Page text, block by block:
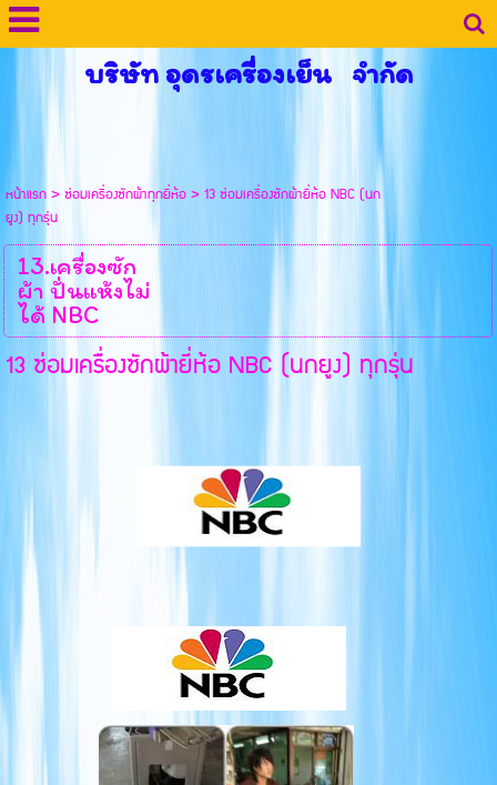
บริษัท อุดรเครื่องเย็น จำกัด
หน้าแรก>ซ่อมเครื่องซักผ้าทุกยี่ห้อ>13 ซ่อมเครื่องซักผ้ายี่ห้อ NBC (นก
ยูง) ทุกรุ่น
13.เครื่องซัก
ผ้า ปั่นแห้งไม่
ได้ NBC
13 ซ่อมเครื่องซักผ้ายี่ห้อ NBC (นกยูง) ทุกรุ่น